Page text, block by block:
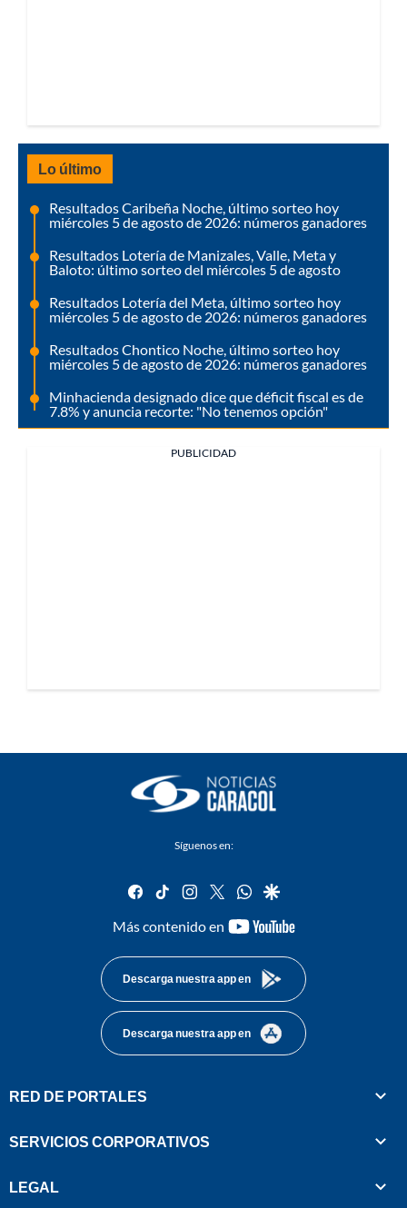
Lo último
Resultados Caribeña Noche, último sorteo hoy
miércoles 5 de agosto de 2026: números ganadores
Resultados Lotería de Manizales, Valle, Meta y
Baloto: último sorteo del miércoles 5 de agosto
Resultados Lotería del Meta, último sorteo hoy
miércoles 5 de agosto de 2026: números ganadores
Resultados Chontico Noche, último sorteo hoy
miércoles 5 de agosto de 2026: números ganadores
Minhacienda designado dice que déficit fiscal es de
7.8% y anuncia recorte: "No tenemos opción"
PUBLICIDAD
Síguenos en:
facebook
tiktok instagram
twitterwhatsapp
google
Más contenido en
youtube-
Descarga nuestra app en
Descarga nuestra app en
RED DE PORTALES
SERVICIOS CORPORATIVOS
LEGAL